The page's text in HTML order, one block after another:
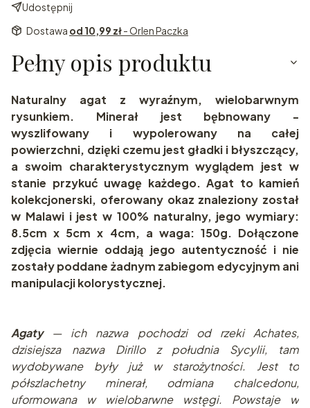
Udostępnij
Dostawa od 10,99 zł- Orlen Paczka
Pełny opis produktu
Naturalny agat z wyraźnym, wielobarwnym
rysunkiem. Minerał jest bębnowany -
wyszlifowany i wypolerowany na całej
powierzchni, dzięki czemu jest gładki i błyszczący,
a swoim charakterystycznym wyglądem jest w
stanie przykuć uwagę każdego. Agat to kamień
kolekcjonerski, oferowany okaz znaleziony został
w Malawi i jest w 100% naturalny, jego wymiary:
8.5cm x 5cm x 4cm, a waga: 150g. Dołączone
zdjęcia wiernie oddają jego autentyczność i nie
zostały poddane żadnym zabiegom edycyjnym ani
manipulacji kolorystycznej.
Agaty— ich nazwa pochodzi od rzeki Achates,
dzisiejsza nazwa Dirillo z południa Sycylii, tam
wydobywane były już w starożytności. Jest to
półszlachetny minerał, odmiana chalcedonu,
uformowana w wielobarwne wstęgi. Powstaje w